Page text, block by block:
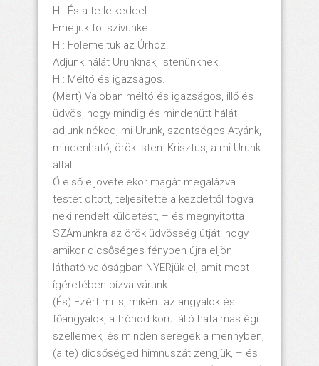
H.: És a te lelkeddel.
Emeljük föl szívünket.
H.: Fölemeltük az Úrhoz.
Adjunk hálát Urunknak, Istenünknek.
H.: Méltó és igazságos.
(Mert) Valóban méltó és igazságos, illő és
üdvös, hogy mindig és mindenütt hálát
adjunk néked, mi Urunk, szentséges Atyánk,
mindenható, örök Isten: Krisztus, a mi Urunk
által.
Ő első eljövetelekor magát megalázva
testet öltött, teljesítette a kezdettől fogva
neki rendelt küldetést, – és megnyitotta
SZÁmunkra az örök üdvösség útját: hogy
amikor dicsőséges fényben újra eljön –
látható valóságban NYERjük el, amit most
ígéretében bízva várunk.
(És) Ezért mi is, miként az angyalok és
főangyalok, a trónod körül álló hatalmas égi
szellemek, és minden seregek a mennyben,
(a te) dicsőséged himnuszát zengjük, – és